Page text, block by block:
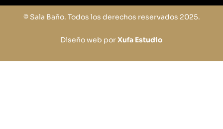
© Sala Baño. Todos los derechos reservados 2025.
Diseño web porXufa Estudio